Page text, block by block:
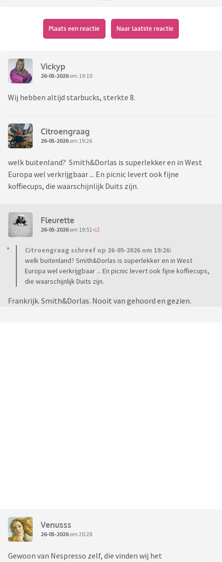
Plaats een reactie Naar laatste reactie
Vickyp
26-05-2026om 19:10
Wij hebben altijd starbucks, sterkte 8.
Citroengraag
26-05-2026om 19:26
welk buitenland? Smith&Dorlas is superlekker en in West
Europa wel verkrijgbaar ... En picnic levert ook fijne
koffiecups, die waarschijnlijk Duits zijn.
Fleurette
26-05-2026om 19:51
Citroengraag schreef op 26-05-2026 om 19:26:
welk buitenland? Smith&Dorlas is superlekker en in West
Europa wel verkrijgbaar ... En picnic levert ook fijne koffiecups,
die waarschijnlijk Duits zijn.
Frankrijk. Smith&Dorlas. Nooit van gehoord en gezien.
Venusss
26-05-2026om 20:28
Gewoon van Nespresso zelf, die vinden wij het